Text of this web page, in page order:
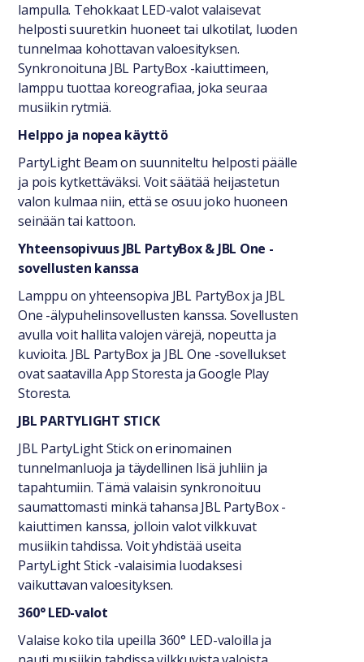
lampulla. Tehokkaat LED-valot valaisevat
helposti suuretkin huoneet tai ulkotilat, luoden
tunnelmaa kohottavan valoesityksen.
Synkronoituna JBL PartyBox -kaiuttimeen,
lamppu tuottaa koreografiaa, joka seuraa
musiikin rytmiä.
Helppo ja nopea käyttö
PartyLight Beam on suunniteltu helposti päälle
ja pois kytkettäväksi. Voit säätää heijastetun
valon kulmaa niin, että se osuu joko huoneen
seinään tai kattoon.
Yhteensopivuus JBL PartyBox & JBL One -
sovellusten kanssa
Lamppu on yhteensopiva JBL PartyBox ja JBL
One -älypuhelinsovellusten kanssa. Sovellusten
avulla voit hallita valojen värejä, nopeutta ja
kuvioita. JBL PartyBox ja JBL One -sovellukset
ovat saatavilla App Storesta ja Google Play
Storesta.
JBL PARTYLIGHT STICK
JBL PartyLight Stick on erinomainen
tunnelmanluoja ja täydellinen lisä juhliin ja
tapahtumiin. Tämä valaisin synkronoituu
saumattomasti minkä tahansa JBL PartyBox -
kaiuttimen kanssa, jolloin valot vilkkuvat
musiikin tahdissa. Voit yhdistää useita
PartyLight Stick -valaisimia luodaksesi
vaikuttavan valoesityksen.
360° LED-valot
Valaise koko tila upeilla 360° LED-valoilla ja